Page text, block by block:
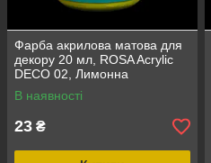
Фарба акрилова матова для
декору 20 мл, ROSA Acrylic
DECO 02, Лимонна
В наявності
23 ₴